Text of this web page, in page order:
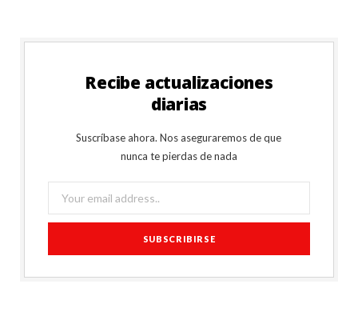
Recibe actualizaciones
diarias
Suscríbase ahora. Nos aseguraremos de que
nunca te pierdas de nada